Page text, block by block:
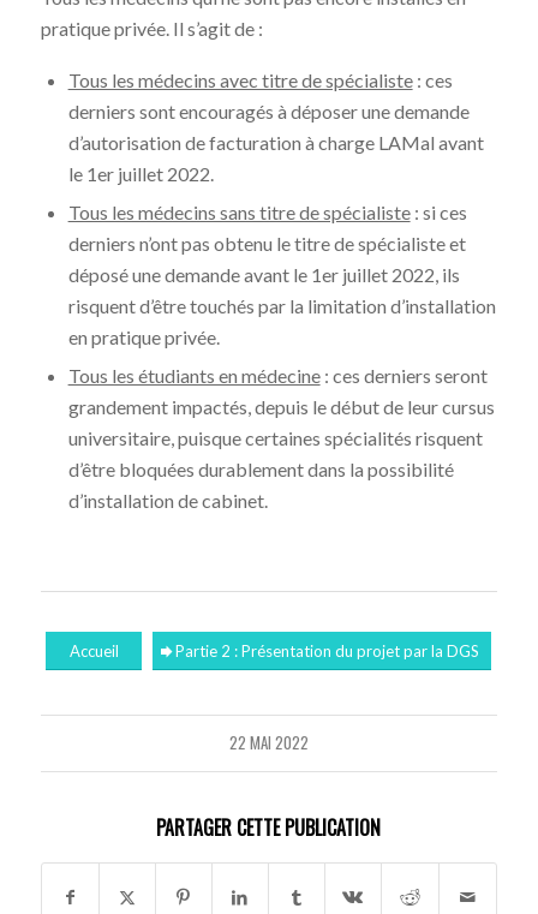
pratique privée. Il s’agit de :
Tous les médecins avec titre de spécialiste: ces
derniers sont encouragés à déposer une demande
d’autorisation de facturation à charge LAMal avant
le 1er juillet 2022.
Tous les médecins sans titre de spécialiste: si ces
derniers n’ont pas obtenu le titre de spécialiste et
déposé une demande avant le 1er juillet 2022, ils
risquent d’être touchés par la limitation d’installation
en pratique privée.
Tous les étudiants en médecine: ces derniers seront
grandement impactés, depuis le début de leur cursus
universitaire, puisque certaines spécialités risquent
d’être bloquées durablement dans la possibilité
d’installation de cabinet.
Accueil Partie 2 : Présentation du projet par la DGS
22 MAI 2022
PARTAGER CETTE PUBLICATION